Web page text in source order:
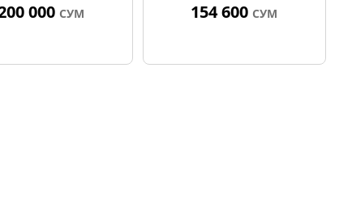
000 СУМ 154 600 СУМ